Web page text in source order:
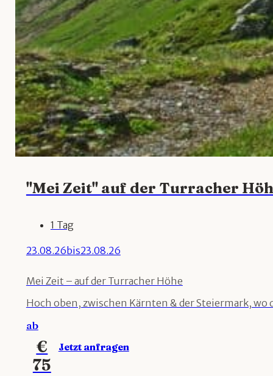
"Mei Zeit" auf der Turracher
1 Tag
23.08.26bis23.08.26
Mei Zeit – auf der Turracher Höhe
Hoch oben, zwischen Kärnten & der Steiermark, wo
ab
€
75
Jetzt anfragen